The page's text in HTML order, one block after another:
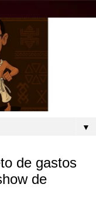
▼
de gastos
de